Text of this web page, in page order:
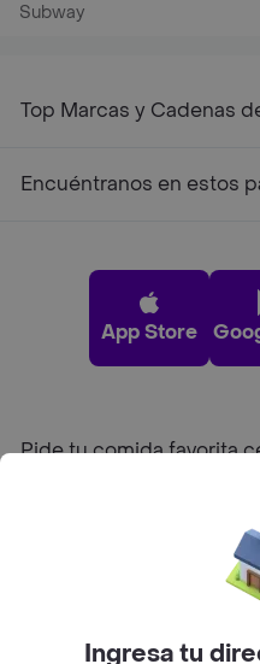
Subway
Top Marcas y Cadenas
Encuéntranos en estos
App Store
Pide tu comida favorita
Ingresa tu